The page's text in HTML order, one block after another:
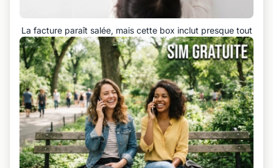
La facture paraît salée, mais cette box inclut presque tout